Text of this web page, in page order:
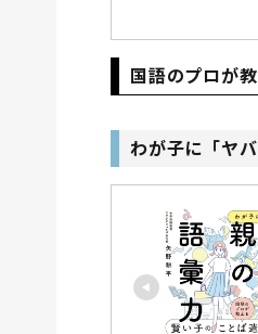
国語のプロが
わが子に「ヤ